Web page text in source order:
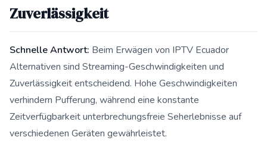
Zuverlässigkeit
Schnelle Antwort: Beim Erwägen von IPTV Ecuador
Alternativen sind Streaming-Geschwindigkeiten und
Zuverlässigkeit entscheidend. Hohe Geschwindigkeiten
verhindern Pufferung, während eine konstante
Zeitverfügbarkeit unterbrechungsfreie Seherlebnisse auf
verschiedenen Geräten gewährleistet.